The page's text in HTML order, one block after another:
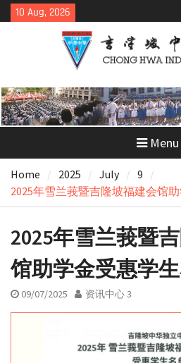
Skip
to
10 Aug, 2026
Menu
Home 2025 July
9
2025年雪兰莪暨吉隆坡福建会馆
2025年雪兰莪暨
馆助学金受惠学
09/07/2025 资讯中心 3